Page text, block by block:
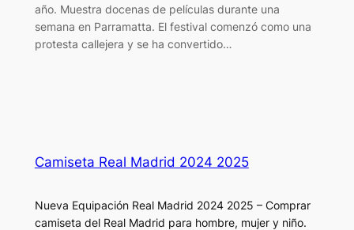
año. Muestra docenas de películas durante una
semana en Parramatta. El festival comenzó como una
protesta callejera y se ha convertido…
Camiseta Real Madrid 2024 2025
Nueva Equipación Real Madrid 2024 2025 – Comprar
camiseta del Real Madrid para hombre, mujer y niño.